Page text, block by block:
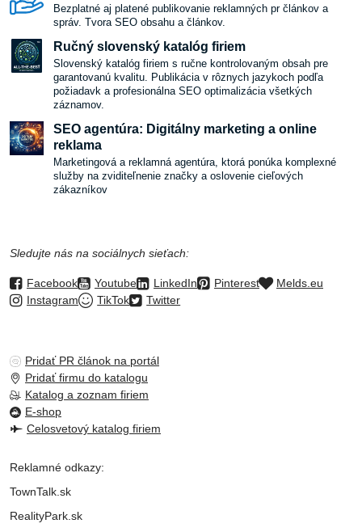
Bezplatné aj platené publikovanie reklamných pr článkov a
správ. Tvora SEO obsahu a článkov.
Ručný slovenský katalóg firiem
Slovenský katalóg firiem s ručne kontrolovaným obsah pre
garantovanú kvalitu. Publikácia v rôznych jazykoch podľa
požiadavk a profesionálna SEO optimalizácia všetkých
záznamov.
SEO agentúra: Digitálny marketing a online
reklama
Marketingová a reklamná agentúra, ktorá ponúka komplexné
služby na zviditeľnenie značky a oslovenie cieľových
zákazníkov
Sledujte nás na sociálnych sieťach:
Facebook Youtube LinkedIn Pinterest
Melds.eu
Instagram
TikTok Twitter
Pridať PR článok na portál
Pridať firmu do katalogu
Katalog a zoznam firiem
E-shop
Celosvetový katalog firiem
Reklamné odkazy:
TownTalk.sk
RealityPark.sk